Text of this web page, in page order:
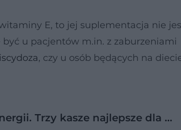
E, to jej suplementacja nie
u pacjentów m.in. z zaburzeniami
, czy u osób będących na
Trzy kasze najlepsze dla …